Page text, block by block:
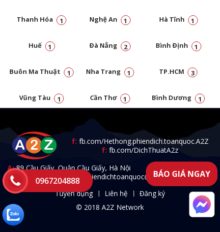
Thanh Hóa 1 Nghệ An 1 Hà Tĩnh 1
Huế 1 Đà Nẵng 2 Bình Định 1
Buôn Ma Thuật 1 Nha Trang 1 TP.HCM 3
Vũng Tàu 1 Cần Thơ 1 Bình Dương 1
f: fb.com/Hethong.phiendich.toanquoc.A2Z
f: fb.com/DichThuatA2z
A:89 Cầu Giấy, Quận Cầu Giấy, Hà Nội
T: 0967.204.888 -E:a2zphiendichtoanquoc@gmail.com
Tuyển dụng
Liên hệ
Đăng ký
© 2018 A2Z Network
0967204888
BÁO GIÁ NGAY